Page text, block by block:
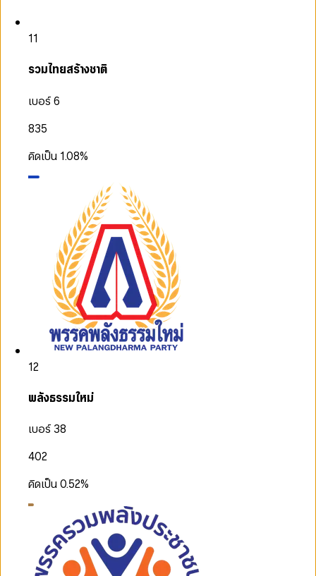
11
รวมไทยสร้างชาติ
เบอร์ 6
835
คิดเป็น 1.08%
12
พลังธรรมใหม่
เบอร์ 38
402
คิดเป็น0.52%